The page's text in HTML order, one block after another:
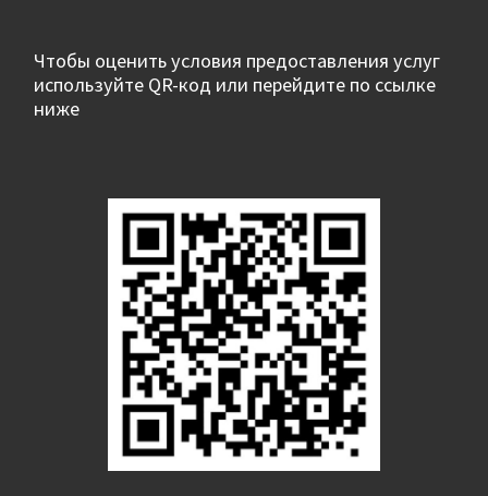
Чтобы оценить условия предоставления услуг
используйте QR-код или перейдите по ссылке
ниже